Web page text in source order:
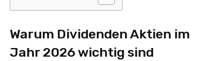
Warum Dividenden Aktien im
Jahr 2026 wichtig sind